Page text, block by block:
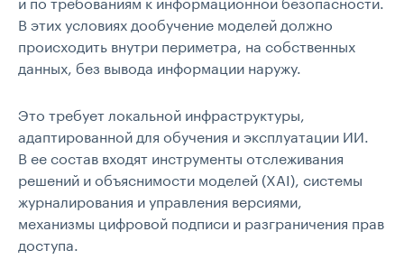
В этих условиях дообучение моделей должно
происходить внутри периметра, на собственных
данных, без вывода информации наружу.
Это требует локальной инфраструктуры,
адаптированной для обучения и эксплуатации ИИ.
В ее состав входят инструменты отслеживания
решений и объяснимости моделей (XAI), системы
журналирования и управления версиями,
механизмы цифровой подписи и разграничения прав
доступа.